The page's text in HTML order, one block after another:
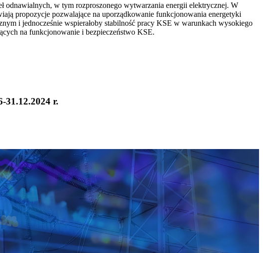
odnawialnych, w tym rozproszonego wytwarzania energii elektrycznej. W
propozycje pozwalające na uporządkowanie funkcjonowania energetyki
i jednocześnie wspierałoby stabilność pracy KSE w warunkach wysokiego
na funkcjonowanie i bezpieczeństwo KSE.
31.12.2024 r.